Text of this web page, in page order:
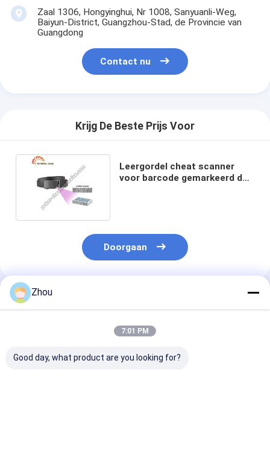
Zaal 1306, Hongyinghui, Nr 1008, Sanyuanli-Weg,
Baiyun-District, Guangzhou-Stad, de Provincie van
Guangdong
Contact nu
Krijg De Beste Prijs Voor
Leergordel cheat scanner
voor barcode gemarkeerd dek
Doorgaan
Geadviseerde Producten
Zhou
7:01 PM
Good day, what product are you looking for?